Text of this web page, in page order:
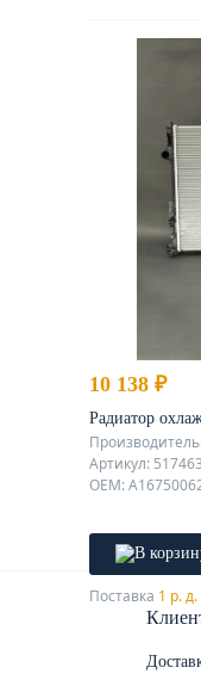
10 138 ₽
Радиатор
Артикул: 517463
OEM:
Поставка 1 р. д.